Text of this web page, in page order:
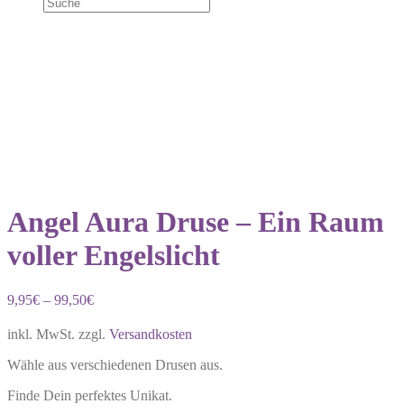
Angel Aura Druse – Ein Raum
voller Engelslicht
9,95€ – 99,50€
inkl. MwSt. zzgl. Versandkosten
Wähle aus verschiedenen Drusen aus.
Finde Dein perfektes Unikat.